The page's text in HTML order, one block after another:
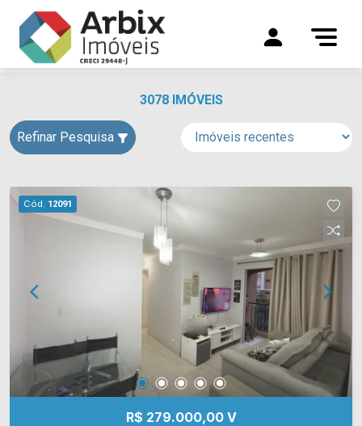
3078 IMÓVEIS
Refinar Pesquisa
Cód. 12091
R$ 279.000,00 V